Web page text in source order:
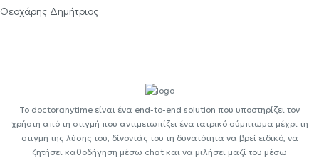
Θεοχάρης Δημήτριος
Το doctoranytime είναι ένα end-to-end solution που υποστηρίζει τον
χρήστη από τη στιγμή που αντιμετωπίζει ένα ιατρικό σύμπτωμα μέχρι τη
στιγμή της λύσης του, δίνοντάς του τη δυνατότητα να βρεί ειδικό, να
ζητήσει καθοδήγηση μέσω chat και να μιλήσει μαζί του μέσω